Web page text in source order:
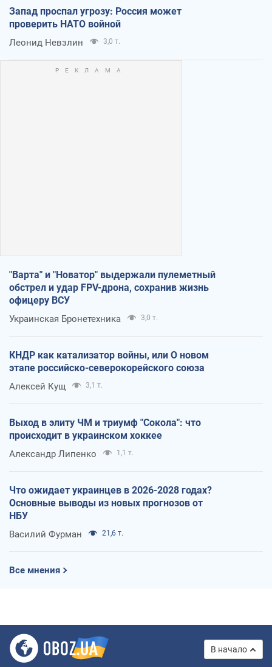
Запад проспал угрозу: Россия может
проверить НАТО войной
Леонид Невзлин 3,0 т.
"Варта" и "Новатор" выдержали пулеметный
обстрел и удар FPV-дрона, сохранив жизнь
офицеру ВСУ
Украинская Бронетехника 3,0 т.
КНДР как катализатор войны, или О новом
этапе российско-северокорейского союза
Алексей Кущ 3,1 т.
Выход в элиту ЧМ и триумф "Сокола": что
происходит в украинском хоккее
Александр Липенко 1,1 т.
Что ожидает украинцев в 2026-2028 годах?
Основные выводы из новых прогнозов от
НБУ
Василий Фурман 21,6 т.
Все мнения
В начало